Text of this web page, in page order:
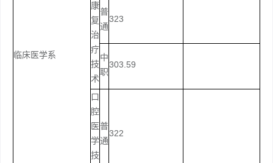
临床医学系
康
复
治
疗
技
术
普
通
323
中
职
303.59
口
腔
医
学
技
普
通
322